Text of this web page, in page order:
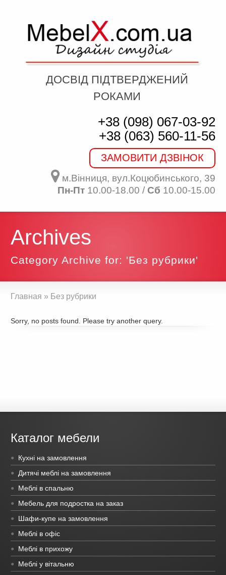
ДОСВІД ПІДТВЕРДЖЕНИЙ
РОКАМИ
+38 (098) 067-03-92
+38 (063) 560-11-56
ЗАМОВИТИ ДЗВІНОК
м.Вінниця, вул.Коцюбинського, 39
Пн-Пт10.00-18.00 / Сб 10.00-15.00
Archives
Category Archive for: 'Без рубрики'
Главная » Без рубрики
Sorry, no posts found. Please try another query.
Каталог мебели
Кухні на замовлення
Дитячі меблі на замовлення
Меблі в спальню
Мебель для подростка на заказ
Шафи-купе на замовлення
Меблі в офіс
Меблі в прихожу
Меблі у вітальню